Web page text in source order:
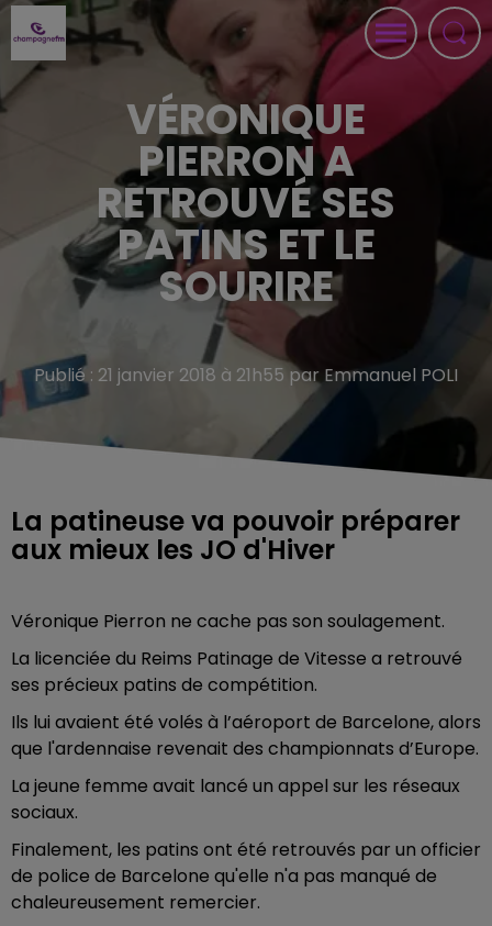
VÉRONIQUE
PIERRON A
RETROUVÉ SES
PATINS ET LE
SOURIRE
Publié : 21 janvier 2018 à 21h55 par Emmanuel POLI
La patineuse va pouvoir préparer
aux mieux les JO d'Hiver
Véronique Pierron ne cache pas son soulagement.
La licenciée du Reims Patinage de Vitesse a retrouvé
ses précieux patins de compétition.
Ils lui avaient été volés à l’aéroport de Barcelone, alors
que l'ardennaise revenait des championnats d’Europe.
La jeune femme avait lancé un appel sur les réseaux
sociaux.
Finalement, les patins ont été retrouvés par un officier
de police de Barcelone qu'elle n'a pas manqué de
chaleureusement remercier.